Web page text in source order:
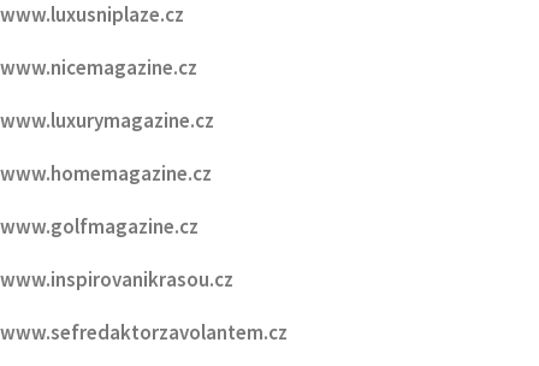
www.luxusniplaze.cz
www.nicemagazine.cz
www.luxurymagazine.cz
www.homemagazine.cz
www.golfmagazine.cz
www.inspirovanikrasou.cz
www.sefredaktorzavolantem.cz